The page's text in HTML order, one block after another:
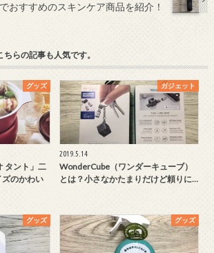
おすすめのスキンケア商品を紹介！
ちらの記事も人気です。
グッズ
タント」二
のかわい
ガジェット
2019.5.14
WonderCube（ワンダーキューブ）
とは？小さなかたまりだけど頼りに…
グッズ グッズ